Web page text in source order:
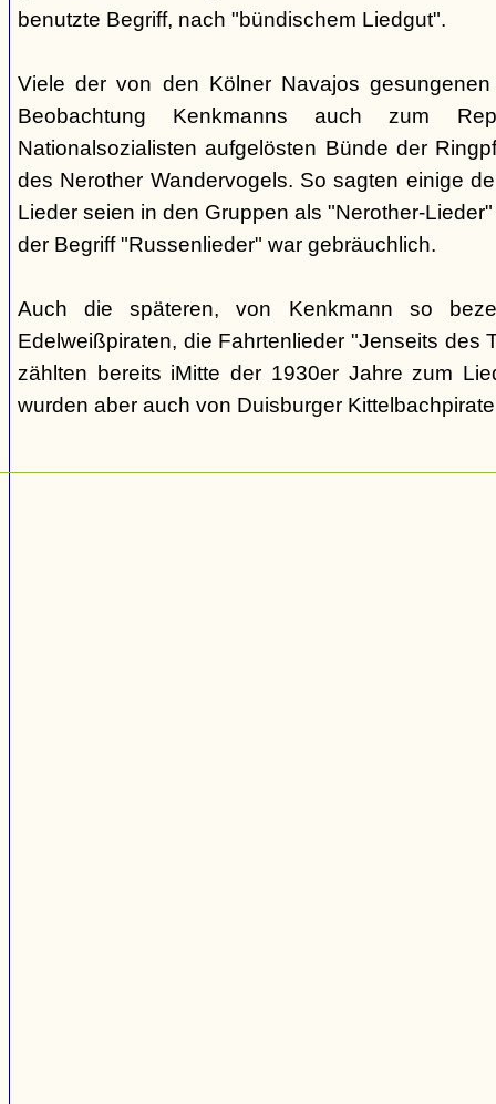
benutzte Begriff, nach "bündischem Liedgut".
Viele der von den Kölner Navajos
Beobachtung Kenkmanns auch zum
Nationalsozialisten aufgelösten Bünde der
des Nerother Wandervogels. So sagten einige
Lieder seien in den Gruppen als "Nerother-
der Begriff "Russenlieder" war gebräuchlich.
Auch die späteren, von Kenkmann so
Edelweißpiraten, die Fahrtenlieder "Jenseits des
zählten bereits iMitte der 1930er Jahre zum
wurden aber auch von Duisburger